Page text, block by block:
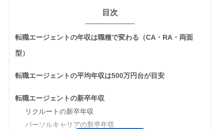
目次
転職エージェントの年収は職種で変わる（CA・RA・両面
型）
転職エージェントの平均年収は500万円台が目安
転職エージェントの新卒年収
リクルートの新卒年収
パーソルキャリアの新卒年収